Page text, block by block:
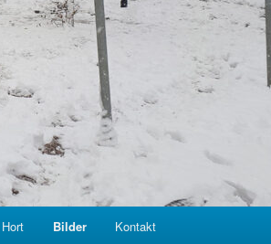
Hort Bilder Kontakt